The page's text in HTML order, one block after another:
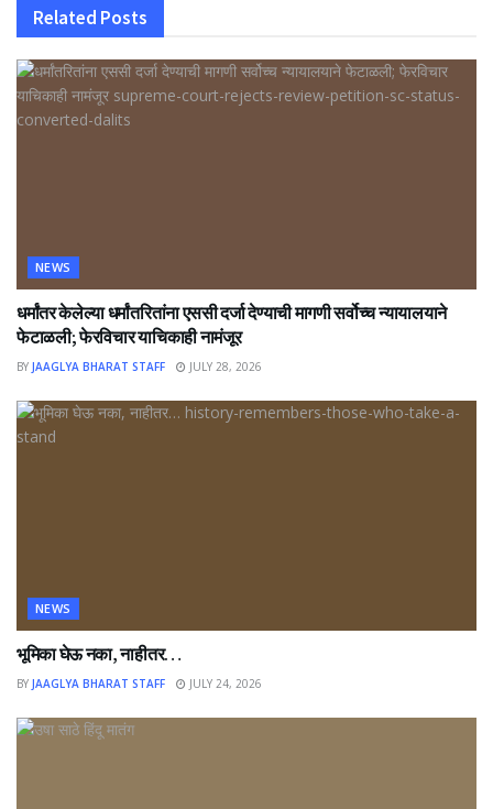
Related Posts
NEWS
धर्मांतर केलेल्या धर्मांतरितांना एससी दर्जा देण्याची मागणी सर्वोच्च न्यायालयाने
फेटाळली; फेरविचार याचिकाही नामंजूर
BY JAAGLYA BHARAT STAFF JULY 28, 2026
NEWS
भूमिका घेऊ नका, नाहीतर…
BY JAAGLYA BHARAT STAFF JULY 24, 2026